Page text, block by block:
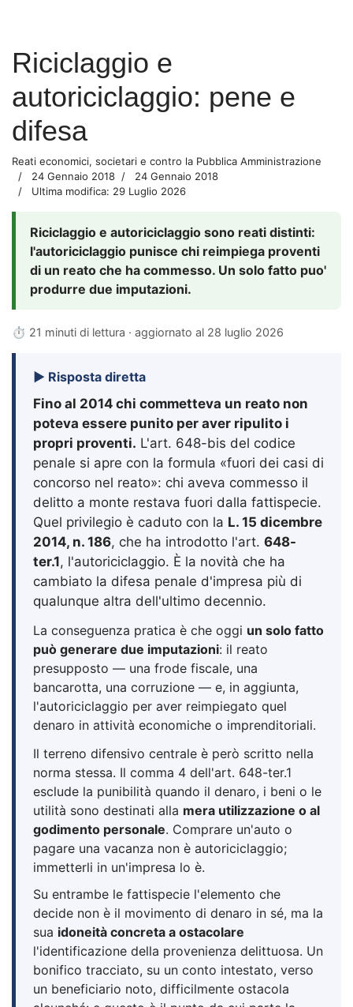
Riciclaggio e
autoriciclaggio: pene e
difesa
Reati economici, societari e contro la Pubblica Amministrazione
24 Gennaio 2018
24 Gennaio 2018
Ultima modifica: 29 Luglio 2026
Riciclaggio e autoriciclaggio sono reati distinti:
l'autoriciclaggio punisce chi reimpiega proventi
di un reato che ha commesso. Un solo fatto puo'
produrre due imputazioni.
⏱ 21 minuti di lettura · aggiornato al 28 luglio 2026
▶ Risposta diretta
Fino al 2014 chi commetteva un reato non
poteva essere punito per aver ripulito i
propri proventi. L'art. 648-bis del codice
penale si apre con la formula «fuori dei casi di
concorso nel reato»: chi aveva commesso il
delitto a monte restava fuori dalla fattispecie.
Quel privilegio è caduto con la L. 15 dicembre
2014, n. 186, che ha introdotto l'art. 648-
ter.1, l'autoriciclaggio. È la novità che ha
cambiato la difesa penale d'impresa più di
qualunque altra dell'ultimo decennio.
La conseguenza pratica è che oggi un solo fatto
può generare due imputazioni: il reato
presupposto — una frode fiscale, una
bancarotta, una corruzione — e, in aggiunta,
l'autoriciclaggio per aver reimpiegato quel
denaro in attività economiche o imprenditoriali.
Il terreno difensivo centrale è però scritto nella
norma stessa. Il comma 4 dell'art. 648-ter.1
esclude la punibilità quando il denaro, i beni o le
utilità sono destinati alla mera utilizzazione o al
godimento personale. Comprare un'auto o
pagare una vacanza non è autoriciclaggio;
immetterli in un'impresa lo è.
Su entrambe le fattispecie l'elemento che
decide non è il movimento di denaro in sé, ma la
sua idoneità concreta a ostacolare
l'identificazione della provenienza delittuosa. Un
bonifico tracciato, su un conto intestato, verso
un beneficiario noto, difficilmente ostacola